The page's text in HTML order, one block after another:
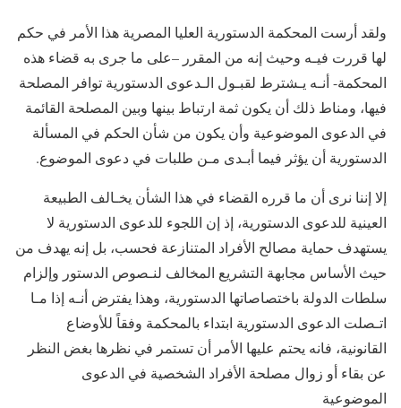
ولقد أرست المحكمة الدستورية العليا المصرية هذا الأمر في حكم
لها قررت فيـه وحيث إنه من المقرر –على ما جرى به قضاء هذه
المحكمة- أنـه يـشترط لقبـول الـدعوى الدستورية توافر المصلحة
فيها، ومناط ذلك أن يكون ثمة ارتباط بينها وبين المصلحة القائمة
في الدعوى الموضوعية وأن يكون من شأن الحكم في المسألة
الدستورية أن يؤثر فيما أبـدى مـن طلبات في دعوى الموضوع.
إلا إننا نرى أن ما قرره القضاء في هذا الشأن يخـالف الطبيعة
العينية للدعوى الدستورية، إذ إن اللجوء للدعوى الدستورية لا
يستهدف حماية مصالح الأفراد المتنازعة فحسب، بل إنه يهدف من
حيث الأساس مجابهة التشريع المخالف لنـصوص الدستور وإلزام
سلطات الدولة باختصاصاتها الدستورية، وهذا يفترض أنـه إذا مـا
اتـصلت الدعوى الدستورية ابتداء بالمحكمة وفقاً للأوضاع
القانونية، فانه يحتم عليها الأمر أن تستمر في نظرها بغض النظر
عن بقاء أو زوال مصلحة الأفراد الشخصية في الدعوى
الموضوعية